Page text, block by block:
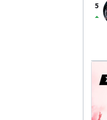
5
arrow_drop_up